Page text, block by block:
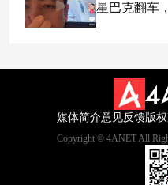
星巴克翻车
媒体简介意见反馈版
Copyright © 4ANET All